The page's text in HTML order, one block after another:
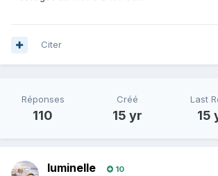
Citer
Réponses
110
Créé
15 yr
Last
15
luminelle 10